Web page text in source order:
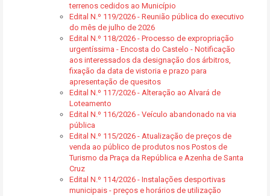
terrenos cedidos ao Município
Edital N.º 119/2026 - Reunião pública do executivo
do mês de julho de 2026
Edital N.º 118/2026 - Processo de expropriação
urgentíssima - Encosta do Castelo - Notificação
aos interessados da designação dos árbitros,
fixação da data de vistoria e prazo para
apresentação de quesitos
Edital N.º 117/2026 - Alteração ao Alvará de
Loteamento
Edital N.º 116/2026 - Veículo abandonado na via
pública
Edital N.º 115/2026 - Atualização de preços de
venda ao público de produtos nos Postos de
Turismo da Praça da República e Azenha de Santa
Cruz
Edital N.º 114/2026 - Instalações desportivas
municipais - preços e horários de utilização